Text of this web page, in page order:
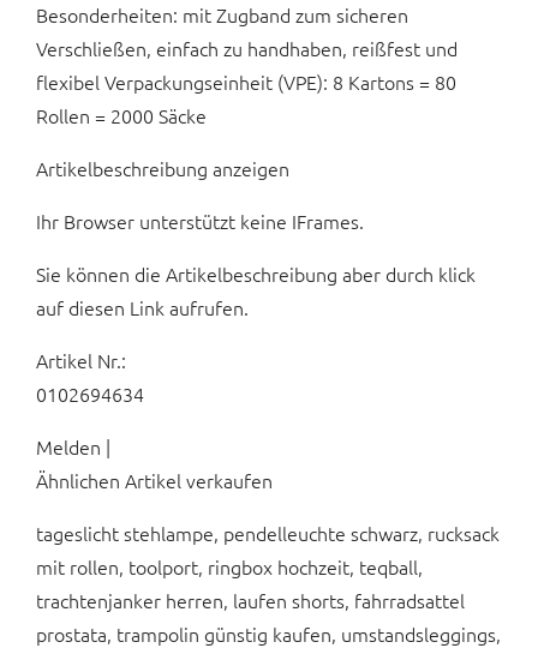
Besonderheiten: mit Zugband zum sicheren
Verschließen, einfach zu handhaben, reißfest und
flexibel Verpackungseinheit (VPE): 8 Kartons = 80
Rollen = 2000 Säcke
Artikelbeschreibung anzeigen
Ihr Browser unterstützt keine IFrames.
Sie können die Artikelbeschreibung aber durch klick
auf diesen Link aufrufen.
Artikel Nr.:
0102694634
Melden |
Ähnlichen Artikel verkaufen
tageslicht stehlampe, pendelleuchte schwarz, rucksack
mit rollen, toolport, ringbox hochzeit, teqball,
trachtenjanker herren, laufen shorts, fahrradsattel
prostata, trampolin günstig kaufen, umstandsleggings,